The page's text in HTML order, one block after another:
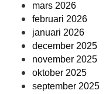
mars 2026
februari 2026
januari 2026
december 2025
november 2025
oktober 2025
september 2025